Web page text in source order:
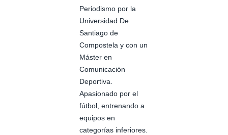
Periodismo por la
Universidad De
Santiago de
Compostela y con un
Máster en
Comunicación
Deportiva.
Apasionado por el
fútbol, entrenando a
equipos en
categorías inferiores.